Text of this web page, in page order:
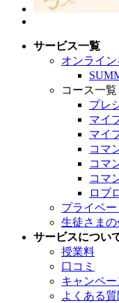
サービス一覧
オンライ
コース一覧
プレ
マイ
マイ
コマ
コマ
コマ
ロブ
プライベ
生徒さまの
サービスについ
授業料
口コミ
キャンペー
よくある質